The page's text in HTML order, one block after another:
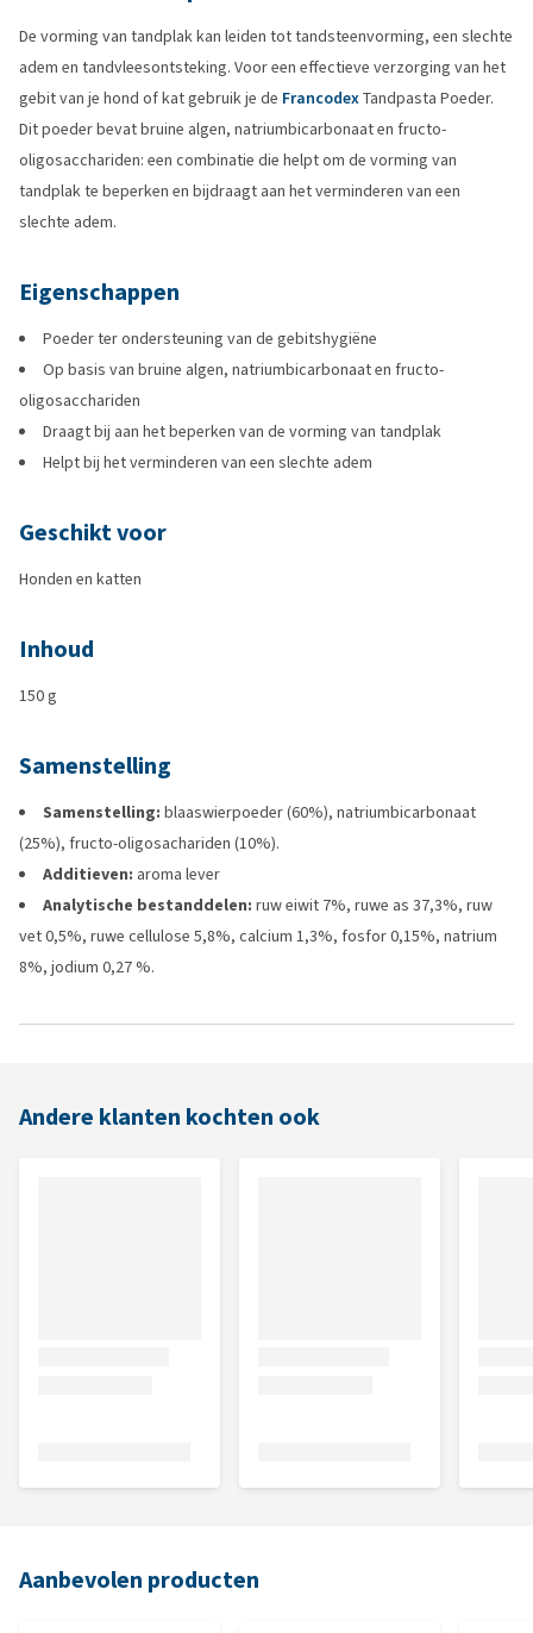
De vorming van tandplak kan leiden tot tandsteenvorming, een slechte
adem en tandvleesontsteking. Voor een effectieve verzorging van het
gebit van je hond of kat gebruik je de FrancodexTandpasta Poeder.
Dit poeder bevat bruine algen, natriumbicarbonaat en fructo-
oligosacchariden: een combinatie die helpt om de vorming van
tandplak te beperken en bijdraagt aan het verminderen van een
slechte adem.
Eigenschappen
Poeder ter ondersteuning van de gebitshygiëne
Op basis van bruine algen, natriumbicarbonaat en fructo-
oligosacchariden
Draagt bij aan het beperken van de vorming van tandplak
Helpt bij het verminderen van een slechte adem
Geschikt voor
Honden en katten
Inhoud
150 g
Samenstelling
Samenstelling: blaaswierpoeder (60%), natriumbicarbonaat
(25%), fructo-oligosachariden (10%).
Additieven: aroma lever
Analytische bestanddelen: ruw eiwit 7%, ruwe as 37,3%, ruw
vet 0,5%, ruwe cellulose 5,8%, calcium 1,3%, fosfor 0,15%, natrium
8%, jodium 0,27 %.
Andere klanten kochten ook
Aanbevolen producten